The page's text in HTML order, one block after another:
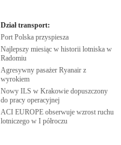
Dział transport:
Port Polska przyspiesza
Najlepszy miesiąc w historii lotniska w
Radomiu
Agresywny pasażer Ryanair z
wyrokiem
Nowy ILS w Krakowie dopuszczony
do pracy operacyjnej
ACI EUROPE obserwuje wzrost ruchu
lotniczego w I półroczu